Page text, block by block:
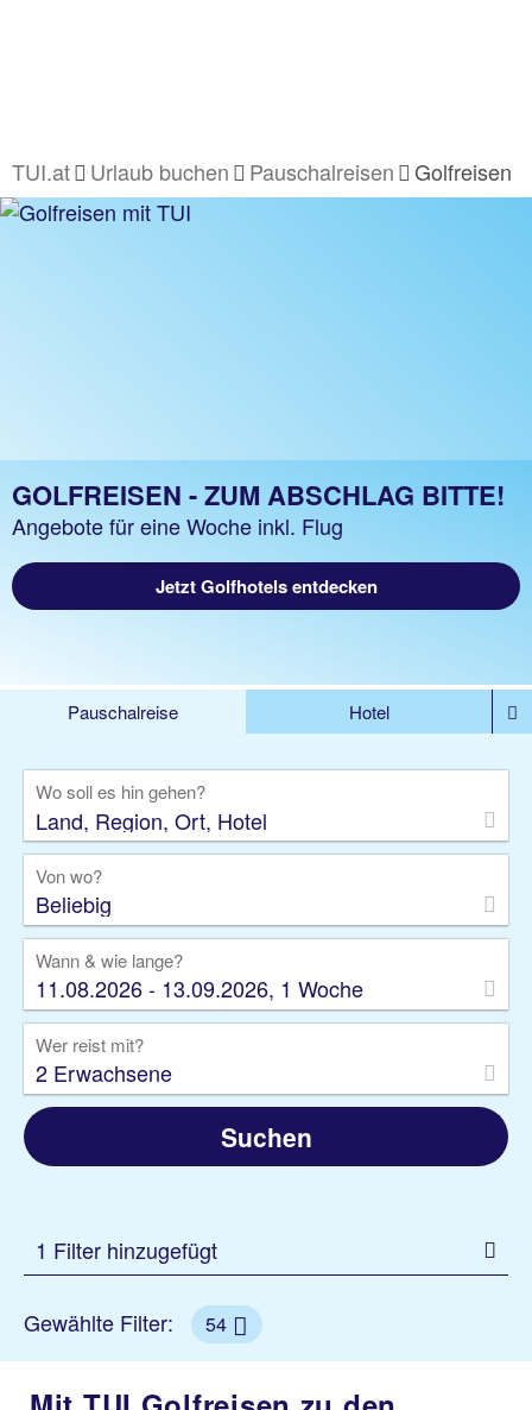
TUI.at Urlaub buchen Pauschalreisen Golfreisen
GOLFREISEN - ZUM ABSCHLAG BITTE!
Angebote für eine Woche inkl. Flug
Jetzt Golfhotels entdecken
Pauschalreise
Hotel
Rundreise
Kreuzfahrt
Gruppenreise
Camper Privattransfer
Wo soll es hin gehen?
Von wo?
Beliebig
Wann & wie lange?
11.08.2026 - 13.09.2026, 1 Woche
Wer reist mit?
2 Erwachsene
Suchen
1 Filter hinzugefügt
Gewählte Filter: 54